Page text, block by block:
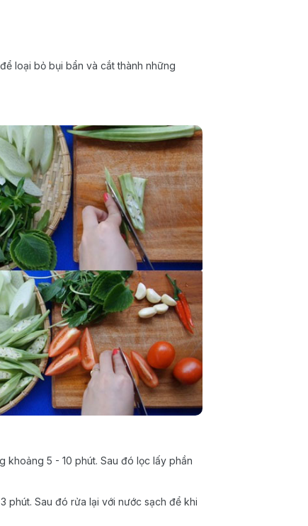
loại bỏ bụi bẩn và cắt thành những
khoảng 5 - 10 phút. Sau đó lọc lấy phần
phút. Sau đó rửa lại với nước sạch để khi